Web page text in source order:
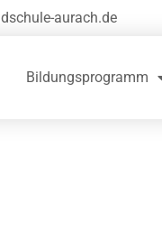
aurach.de
Bildungsprogramm